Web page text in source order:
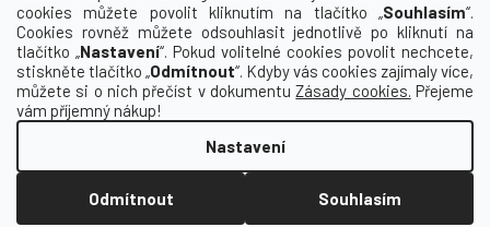
cookies můžete povolit kliknutím na tlačítko „Souhlasím“.
Cookies rovněž můžete odsouhlasit jednotlivě po kliknutí na
tlačítko „Nastavení“. Pokud volitelné cookies povolit nechcete,
stiskněte tlačítko „Odmítnout“. Kdyby vás cookies zajímaly více,
můžete si o nich přečíst v dokumentuZásady cookies. Přejeme
vám příjemný nákup!
Nastavení
Odmítnout Souhlasím
MENU
INFORMACE PRO VÁS
KDE NÁS NAJDETE
Vytvořil Shoptet
Copyright 2026
. Všechna práva